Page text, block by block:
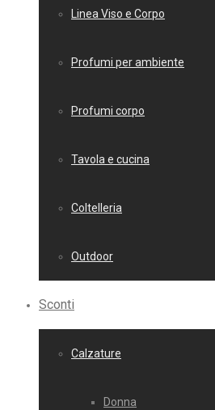
Linea Viso e Corpo
Profumi per ambiente
Profumi corpo
Tavola e cucina
Coltelleria
Outdoor
Sconti
Calzature
Donna